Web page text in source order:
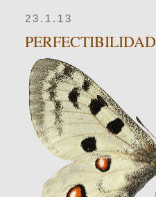
23.1.13
PERFECTIBILIDAD